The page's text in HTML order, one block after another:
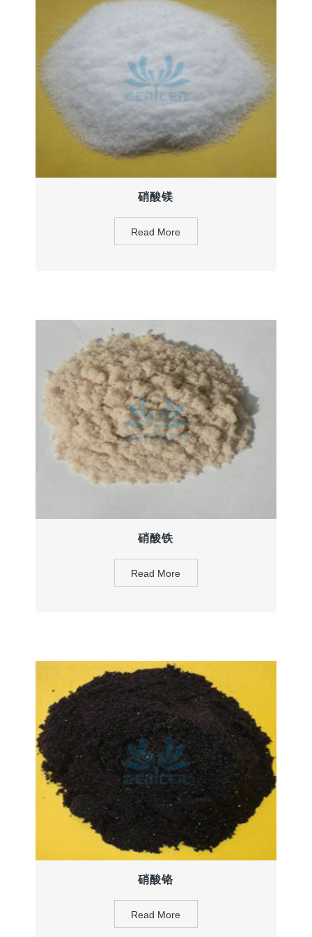
硝酸镁
Read More
硝酸铁
Read More
硝酸铬
Read More